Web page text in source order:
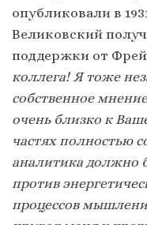
опубликовали в
Великовский
поддержки от
коллега! Я тоже
собственное
очень близко к
частях полностью
аналитика должно
против
процессов